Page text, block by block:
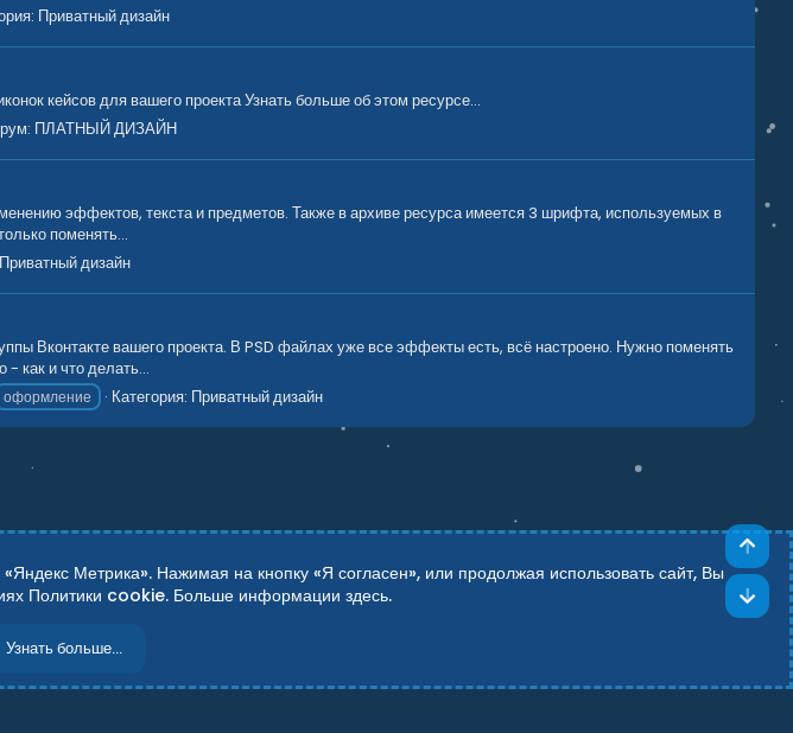
Приватный дизайн
кейсов для вашего проекта Узнать больше об этом ресурсе...
ПЛАТНЫЙ ДИЗАЙН
эффектов, текста и предметов. Также в архиве ресурса имеется 3 шрифта, используемых в
поменять...
Приватный дизайн
Вконтакте вашего проекта. В PSD файлах уже все эффекты есть, всё настроено. Нужно поменять
как и что делать...
оформление Категория: Приватный дизайн
Метрика». Нажимая на кнопку «Я согласен», или продолжая использовать сайт, Вы
Политики cookie. Больше информации здесь.
Узнать больше...